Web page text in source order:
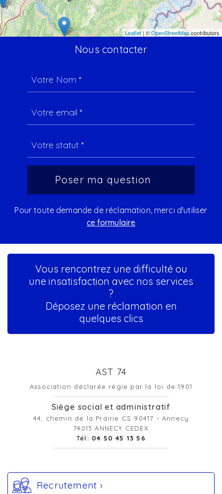
Leaflet | ©OpenStreetMapcontributors
Nous contacter
Pour toute demande de réclamation, merci d'utiliser
ce formulaire
Vous rencontrez une difficulté ou
une insatisfaction avec nos services
?
Déposez une réclamation en
quelques clics
AST 74
Association déclarée régie par la loi de 1901
Siège social et administratif
44, chemin de la Prairie CS 90417 - Annecy
74013 ANNECY CEDEX
Tél: 04 50 45 13 56
Recrutement ›